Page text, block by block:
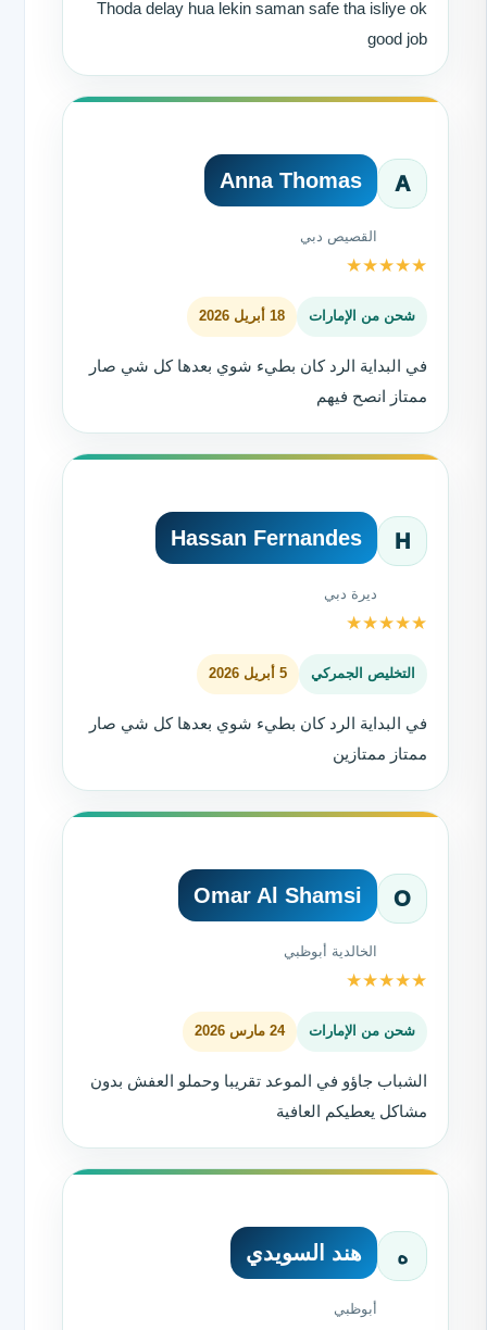
Thoda delay hua lekin saman safe tha isliye ok
good job
A
Anna Thomas
القصيص دبي
★
★
★
★
★
شحن من الإمارات 18 أبريل 2026
في البداية الرد كان بطيء شوي بعدها كل شي صار
ممتاز انصح فيهم
H
Hassan Fernandes
ديرة دبي
★
★
★
★
★
التخليص الجمركي 5 أبريل 2026
في البداية الرد كان بطيء شوي بعدها كل شي صار
ممتاز ممتازين
O
Omar Al Shamsi
الخالدية أبوظبي
★
★
★
★
★
شحن من الإمارات 24 مارس 2026
الشباب جاؤو في الموعد تقريبا وحملو العفش بدون
مشاكل يعطيكم العافية
ه هند السويدي
أبوظبي